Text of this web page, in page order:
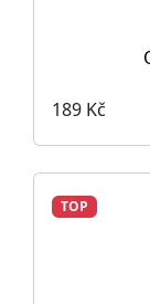
189 Kč
TOP